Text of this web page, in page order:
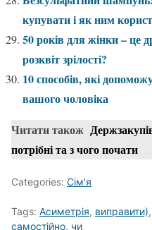
купувати і як ним
50 років для жінки – це
розквіт зрілості?
10 способів, які
вашого чоловіка
Читати також
потрібні та з чого почати
Categories: Сім'я
Tags: Асиметрія, виправити),
самостійно, чи